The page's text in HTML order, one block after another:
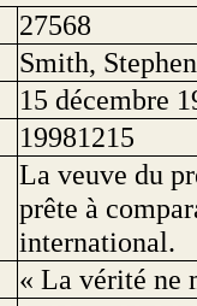
27568
Smith, Stephen
15 décembre
19981215
La veuve du
prête à
international.
« La vérité ne